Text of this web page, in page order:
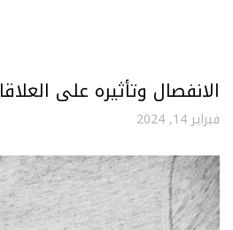
الانفصال وتأثيره على
فبراير 14, 2024